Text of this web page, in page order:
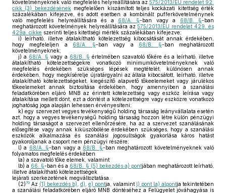
követelményeknek való megfelelés helyreállítására az 575/2013/EU rendelet 92.
cikk (3) bekezdésénekmegfelelően kiszámított teljes kockázati kitettség érték
százalékában kifejezve, és adott esetben a kombinált pufferkövetelménynek
való megfelelés helyreállítására és a 68/A. §-ban vagy a 68/B. §-ban
meghatározott követelmények helyreállítására az575/2013/EU rendelet 429. és
429a. cikke szerinti teljes kitettségi mérték százalékában kifejezve;
i) leírható, illetve átalakítható kötelezettség kibocsátását annak érdekében,
hogy megfeleljen a 68/A. §-ban vagy a 68/B. §-ban meghatározott
követelményeknek;
j) a 68/A. § vagy a 68/B. § értelmében szavatoló tőkére és a leírható, illetve
átalakítható kötelezettségekre vonatkozó minimumkövetelményeknek való
megfelelés érdekében szükséges lépések megtételét, különösen annak
érdekében, hogy megkísérelje újratárgyalni az általa kibocsátott, leírható, illetve
átalakítható kötelezettségeket, kiegészítő alapvető tőkeelemeket vagy járulékos
tőkeelemeket annak biztosítása érdekében, hogy amennyiben a szanálási
feladatkörében eljáró MNB az érintett kötelezettség vagy eszköz leírása vagy
átalakítása mellett dönt, ezt a döntést a kötelezettségre vagy eszközre vonatkozó
joghatóság joga alapján lehessen érvényesíteni;
k) egy szervezet vegyes tevékenységű holding társaság leányvállalata esetén
azt, hogy a vegyes tevékenységű holding társaság hozzon létre külön pénzügyi
holding társaságot a szervezet ellenőrzésére, ha az a szervezet szanálásának
elősegítése vagy annak kiküszöbölése érdekében szükséges, hogy a szanálási
eszközök alkalmazása és szanálási jogosultságok gyakorlása káros hatást
gyakoroljanak a csoport nem pénzügyi részére;
l) a 68/A. §-ban vagy a 68/B. §-ban meghatározott követelményeknek való
folyamatos megfelelés érdekében
la) a szavatoló tőke elemek, valamint
lb) a 66. §-ban és a 68/B. § (5) bekezdés a) pontjában meghatározott leírható,
illetve átalakítható kötelezettségek
lejárati szerkezetének megváltoztatása.
(2)70 Az (1) bekezdés b) d) e) pontja, valamint l) pont la) alpontja tekintetében
a szanálási feladatkörében eljáró MNB döntéséhez a Felügyelet jóváhagyása is